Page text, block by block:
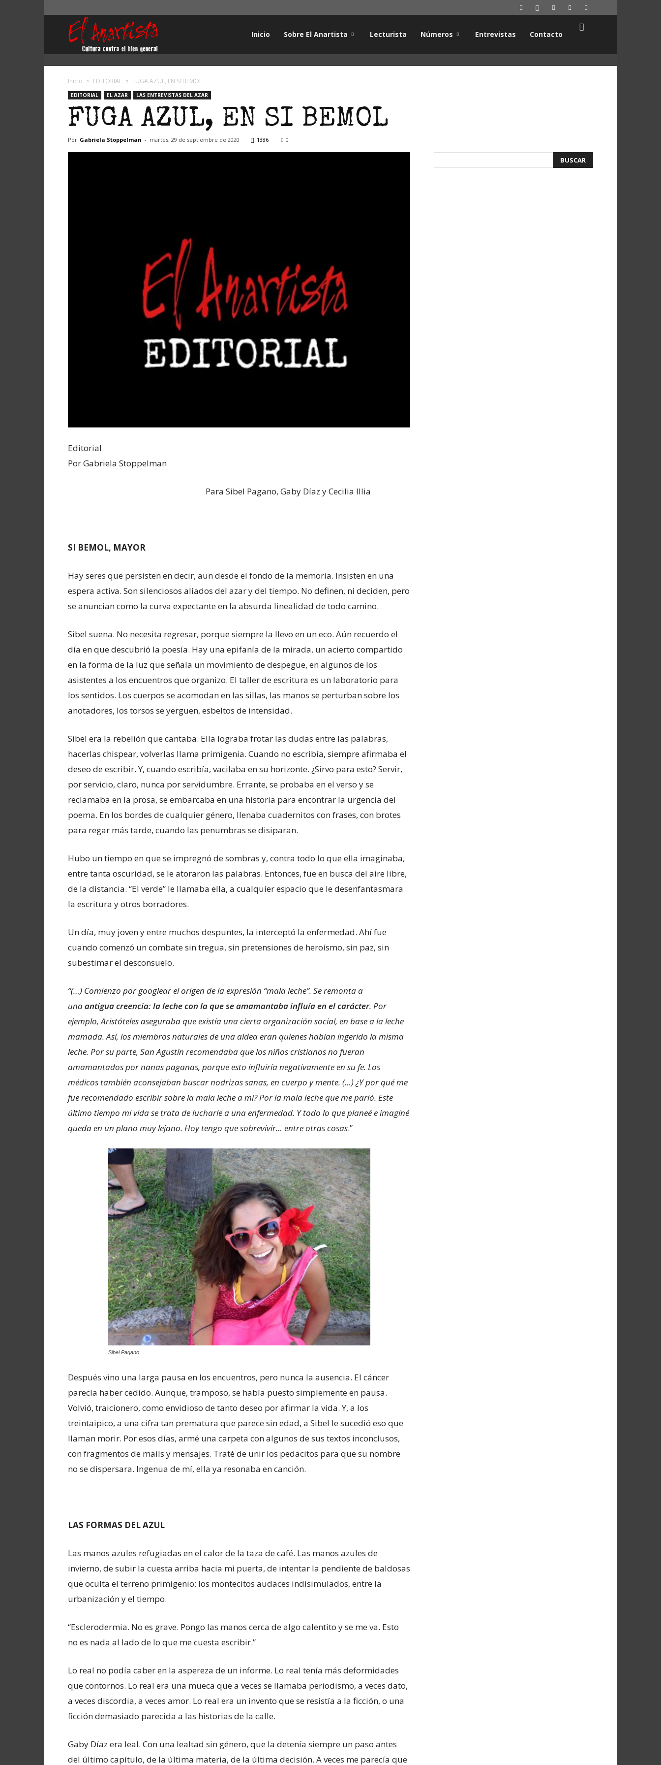
Inicio Sobre El Anartista Lecturista Números Entrevistas Contacto
Inicio EDITORIAL FUGA AZUL, EN SI BEMOL
EDITORIAL EL AZAR LAS ENTREVISTAS DEL AZAR
FUGA AZUL, EN SI BEMOL
Por Gabriela Stoppelman - martes, 29 de septiembre de 2020 1386 0
Editorial
Por Gabriela Stoppelman
Para Sibel Pagano, Gaby Díaz y Cecilia Illia
SI BEMOL, MAYOR
Hay seres que persisten en decir, aun desde el fondo de la memoria. Insisten en una
espera activa. Son silenciosos aliados del azar y del tiempo. No definen, ni deciden, pero
se anuncian como la curva expectante en la absurda linealidad de todo camino.
Sibel suena. No necesita regresar, porque siempre la llevo en un eco. Aún recuerdo el
día en que descubrió la poesía. Hay una epifanía de la mirada, un acierto compartido
en la forma de la luz que señala un movimiento de despegue, en algunos de los
asistentes a los encuentros que organizo. El taller de escritura es un laboratorio para
los sentidos. Los cuerpos se acomodan en las sillas, las manos se perturban sobre los
anotadores, los torsos se yerguen, esbeltos de intensidad.
Sibel era la rebelión que cantaba. Ella lograba frotar las dudas entre las palabras,
hacerlas chispear, volverlas llama primigenia. Cuando no escribía, siempre afirmaba el
deseo de escribir. Y, cuando escribía, vacilaba en su horizonte. ¿Sirvo para esto? Servir,
por servicio, claro, nunca por servidumbre. Errante, se probaba en el verso y se
reclamaba en la prosa, se embarcaba en una historia para encontrar la urgencia del
poema. En los bordes de cualquier género, llenaba cuadernitos con frases, con brotes
para regar más tarde, cuando las penumbras se disiparan.
Hubo un tiempo en que se impregnó de sombras y, contra todo lo que ella imaginaba,
entre tanta oscuridad, se le atoraron las palabras. Entonces, fue en busca del aire libre,
de la distancia. “El verde” le llamaba ella, a cualquier espacio que le desenfantasmara
la escritura y otros borradores.
Un día, muy joven y entre muchos despuntes, la interceptó la enfermedad. Ahí fue
cuando comenzó un combate sin tregua, sin pretensiones de heroísmo, sin paz, sin
subestimar el desconsuelo.
“(…) Comienzo por googlear el origen de la expresión “mala leche”. Se remonta a
unaantigua creencia: la leche con la que se amamantaba influía en el carácter. Por
ejemplo, Aristóteles aseguraba que existía una cierta organización social, en base a la leche
mamada. Así, los miembros naturales de una aldea eran quienes habían ingerido la misma
leche. Por su parte, San Agustín recomendaba que los niños cristianos no fueran
amamantados por nanas paganas, porque esto influiría negativamente en su fe. Los
médicos también aconsejaban buscar nodrizas sanas, en cuerpo y mente. (…) ¿Y por qué me
fue recomendado escribir sobre la mala leche a mí? Por la mala leche que me parió. Este
último tiempo mi vida se trata de lucharle a una enfermedad. Y todo lo que planeé e imaginé
queda en un plano muy lejano. Hoy tengo que sobrevivir… entre otras cosas.”
Sibel Pagano
Después vino una larga pausa en los encuentros, pero nunca la ausencia. El cáncer
parecía haber cedido. Aunque, tramposo, se había puesto simplemente en pausa.
Volvió, traicionero, como envidioso de tanto deseo por afirmar la vida. Y, a los
treintaipico, a una cifra tan prematura que parece sin edad, a Sibel le sucedió eso que
llaman morir. Por esos días, armé una carpeta con algunos de sus textos inconclusos,
con fragmentos de mails y mensajes. Traté de unir los pedacitos para que su nombre
no se dispersara. Ingenua de mí, ella ya resonaba en canción.
LAS FORMAS DEL AZUL
Las manos azules refugiadas en el calor de la taza de café. Las manos azules de
invierno, de subir la cuesta arriba hacia mi puerta, de intentar la pendiente de baldosas
que oculta el terreno primigenio: los montecitos audaces indisimulados, entre la
urbanización y el tiempo.
“Esclerodermia. No es grave. Pongo las manos cerca de algo calentito y se me va. Esto
no es nada al lado de lo que me cuesta escribir.”
Lo real no podía caber en la aspereza de un informe. Lo real tenía más deformidades
que contornos. Lo real era una mueca que a veces se llamaba periodismo, a veces dato,
a veces discordia, a veces amor. Lo real era un invento que se resistía a la ficción, o una
ficción demasiado parecida a las historias de la calle.
Gaby Díaz era leal. Con una lealtad sin género, que la detenía siempre un paso antes
del último capítulo, de la última materia, de la última decisión. A veces me parecía que